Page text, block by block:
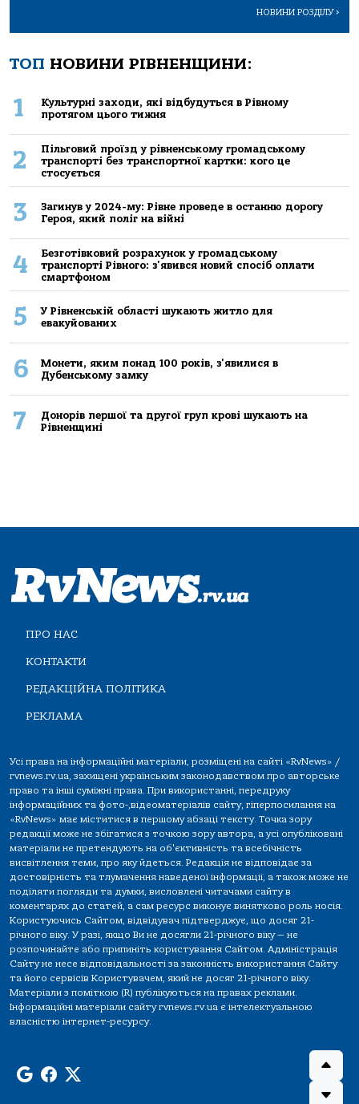
НОВИНИ РОЗДІЛУ>
ТОП НОВИНИ РІВНЕНЩИНИ:
1
Культурні заходи, які відбудуться в Рівному
протягом цього тижня
2
Пільговий проїзд у рівненському громадському
транспорті без транспортної картки: кого це
стосується
3
Загинув у 2024-му: Рівне проведе в останню дорогу
Героя, який поліг на війні
4
Безготівковий розрахунок у громадському
транспорті Рівного: з'явився новий спосіб оплати
смартфоном
5
У Рівненській області шукають житло для
евакуйованих
6
Монети, яким понад 100 років, з'явилися в
Дубенському замку
7
Донорів першої та другої груп крові шукають на
Рівненщині
ПРО НАС
КОНТАКТИ
РЕДАКЦІЙНА ПОЛІТИКА
РЕКЛАМА
Усі права на інформаційні матеріали, розміщені на сайті «RvNews» /
rvnews.rv.ua, захищені українським законодавством про авторське
право та інші суміжні права. При використанні, передруку
інформаційних та фото-,відеоматеріалів сайту, гіперпосилання на
«RvNews» має міститися в першому абзаці тексту. Точка зору
редакції може не збігатися з точкою зору автора, а усі опубліковані
матеріали не претендують на об'єктивність та всебічність
висвітлення теми, про яку йдеться. Редакція не відповідає за
достовірність та тлумачення наведеної інформації, а також може не
поділяти погляди та думки, висловлені читачами сайту в
коментарях до статей, а сам ресурс виконує винятково роль носія.
Користуючись Сайтом, відвідувач підтверджує, що досяг 21-
річного віку. У разі, якщо Ви не досягли 21-річного віку — не
розпочинайте або припиніть користування Сайтом. Адміністрація
Сайту не несе відповідальності за законність використання Сайту
та його сервісів Користувачем, який не досяг 21-річного віку.
Матеріали з поміткою (R) публікуються на правах реклами.
Інформаційні матеріали сайту rvnews.rv.ua є інтелектуальною
власністю інтернет-ресурсу.